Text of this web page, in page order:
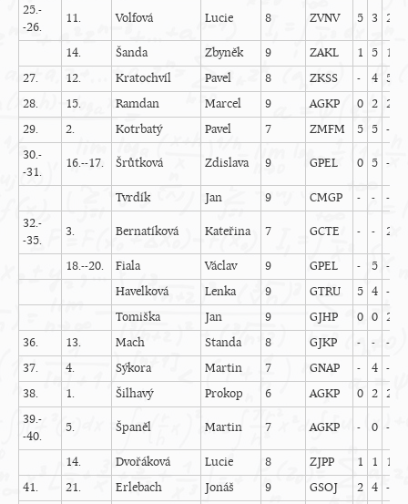
25.-
-26.
11. Volfová Lucie 8 ZVNV 5 3 2
14. Šanda Zbyněk 9 ZAKL 1 5 1
27.
12. Kratochvíl Pavel 8 ZKSS - 4 5
28.
15. Ramdan Marcel 9 AGKP 0 2 2
29.
2. Kotrbatý Pavel 7 ZMFM 5 5 -
30.-
-31.
16.--17. Šrůtková Zdislava 9 GPEL 0 5 -
Tvrdík Jan 9 CMGP - - -
32.-
-35.
3. Bernatíková Kateřina 7 GCTE - - 2
18.--20. Fiala Václav 9 GPEL - 5 -
Havelková
Lenka 9 GTRU 5 4 -
Tomiška
Jan 9 GJHP 0 0 2
36.
13. Mach Standa 8 GJKP - - -
37.
4. Sýkora Martin 7 GNAP - 4 -
38.
1. Šilhavý Prokop 6 AGKP 0 2 2
39.-
-40.
5. Španěl Martin 7 AGKP - 0 -
14. Dvořáková Lucie 8 ZJPP 1 1 1
41.
21. Erlebach Jonáš 9 GSOJ 2 4 -